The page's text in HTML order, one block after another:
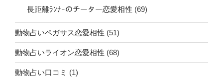
長距離ﾗﾝﾅｰのチーター恋愛相性 (69)
動物占いペガサス恋愛相性 (51)
動物占いライオン恋愛相性 (68)
動物占い口コミ (1)